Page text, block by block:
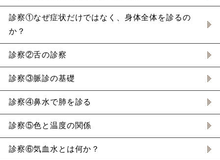
診察①なぜ症状だけではなく、身体全体を診るの
か？
診察②舌の診察
診察③脈診の基礎
診察④鼻水で肺を診る
診察⑤色と温度の関係
診察⑥気血水とは何か？